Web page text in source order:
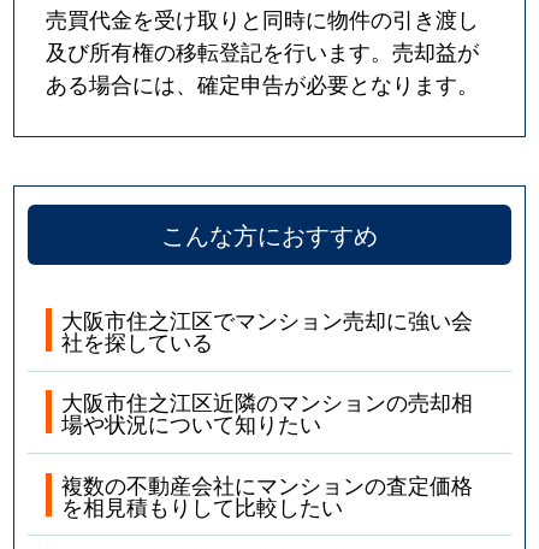
売買代金を受け取りと同時に物件の引き渡し
及び所有権の移転登記を行います。売却益が
ある場合には、確定申告が必要となります。
こんな方におすすめ
大阪市住之江区でマンション売却に強い会
社を探している
大阪市住之江区近隣のマンションの売却相
場や状況について知りたい
複数の不動産会社にマンションの査定価格
を相見積もりして比較したい